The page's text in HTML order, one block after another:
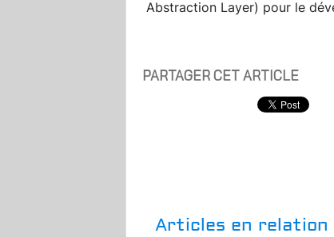
Abstraction Layer) pour le
PARTAGER CET ARTICLE
Articles en relation